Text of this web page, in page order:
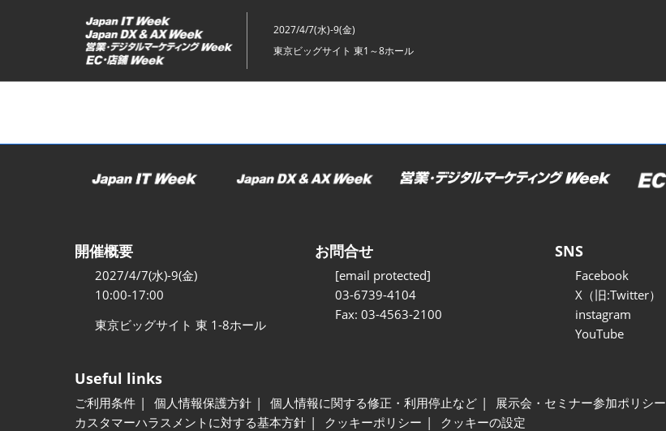
ッ
2027/4/7(水)-9(金)
東京ビッグサイト 東1～8ホール
開催概要
2027/4/7(水)-9(金)
10:00-17:00
東京ビッグサイト 東 1-8ホール
お問合せ
[email protected]
03-6739-4104
Fax: 03-4563-2100
SNS
Facebook
X（旧:Twitter）
instagram
YouTube
Useful links
ご利用条件 個人情報保護方針 個人情報に関する修正・利用停止など 展示会・セミナー参加ポリシー
カスタマーハラスメントに対する基本方針
クッキーポリシー クッキーの設定